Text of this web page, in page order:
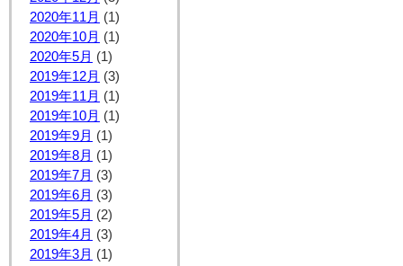
2020年11月 (1)
2020年10月 (1)
2020年5月 (1)
2019年12月 (3)
2019年11月 (1)
2019年10月 (1)
2019年9月 (1)
2019年8月 (1)
2019年7月 (3)
2019年6月 (3)
2019年5月 (2)
2019年4月 (3)
2019年3月 (1)